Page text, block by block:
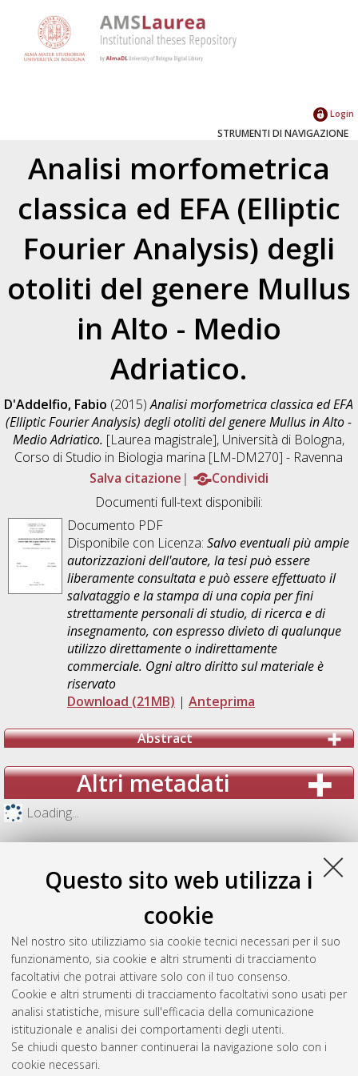
Questo sito web utilizza i
cookie
Nel nostro sito utilizziamo sia cookie tecnici necessari per il suo
funzionamento, sia cookie e altri strumenti di tracciamento
facoltativi che potrai attivare solo con il tuo consenso.
Cookie e altri strumenti di tracciamento facoltativi sono usati per
analisi statistiche, misure sull'efficacia della comunicazione
istituzionale e analisi dei comportamenti degli utenti.
Se chiudi questo banner continuerai la navigazione solo con i
cookie necessari.
Login
STRUMENTI DI NAVIGAZIONE
Analisi morfometrica
classica ed EFA (Elliptic
Fourier Analysis) degli
otoliti del genere Mullus
in Alto - Medio
Adriatico.
D'Addelfio, Fabio (2015)Analisi morfometrica classica ed EFA
(Elliptic Fourier Analysis) degli otoliti del genere Mullus in Alto -
Medio Adriatico. [Laurea magistrale], Università di Bologna,
Corso di Studio in Biologia marina [LM-DM270] - Ravenna
Salva citazione
Condividi
Documenti full-text disponibili:
Documento PDF
Disponibile con Licenza: Salvo eventuali più ampie
autorizzazioni dell'autore, la tesi può essere
liberamente consultata e può essere effettuato il
salvataggio e la stampa di una copia per fini
strettamente personali di studio, di ricerca e di
insegnamento, con espresso divieto di qualunque
utilizzo direttamente o indirettamente
commerciale. Ogni altro diritto sul materiale è
riservato
Download (21MB) | Anteprima
Abstract
Altri metadati
Loading...
Gestione del documento: